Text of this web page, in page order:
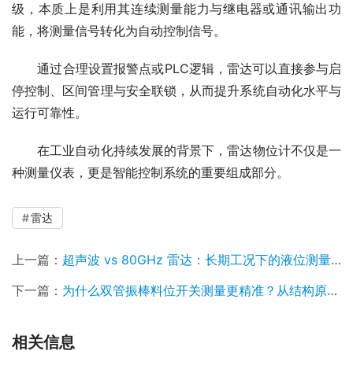
级，本质上是利用其连续测量能力与继电器或通讯输出功
能，将测量信号转化为自动控制信号。
通过合理设置报警点或PLC逻辑，雷达可以直接参与启
停控制、区间管理与安全联锁，从而提升系统自动化水平与
运行可靠性。
在工业自动化持续发展的背景下，雷达物位计不仅是一
种测量仪表，更是智能控制系统的重要组成部分。
雷达
上一篇： 超声波 vs 80GHz 雷达：长期工况下的液位测量选择逻辑
下一篇： 为什么双管振棒料位开关测量更精准？从结构原理到制造难点
相关信息